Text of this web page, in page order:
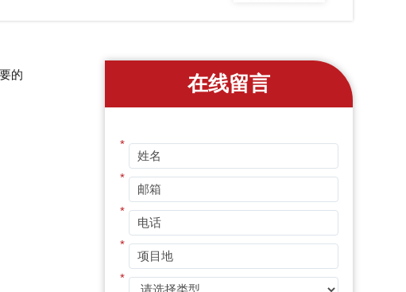
的
在线留言
*
*
*
*
*